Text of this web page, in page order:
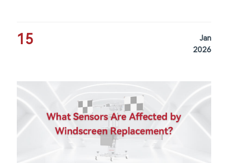
15
Jan
2026